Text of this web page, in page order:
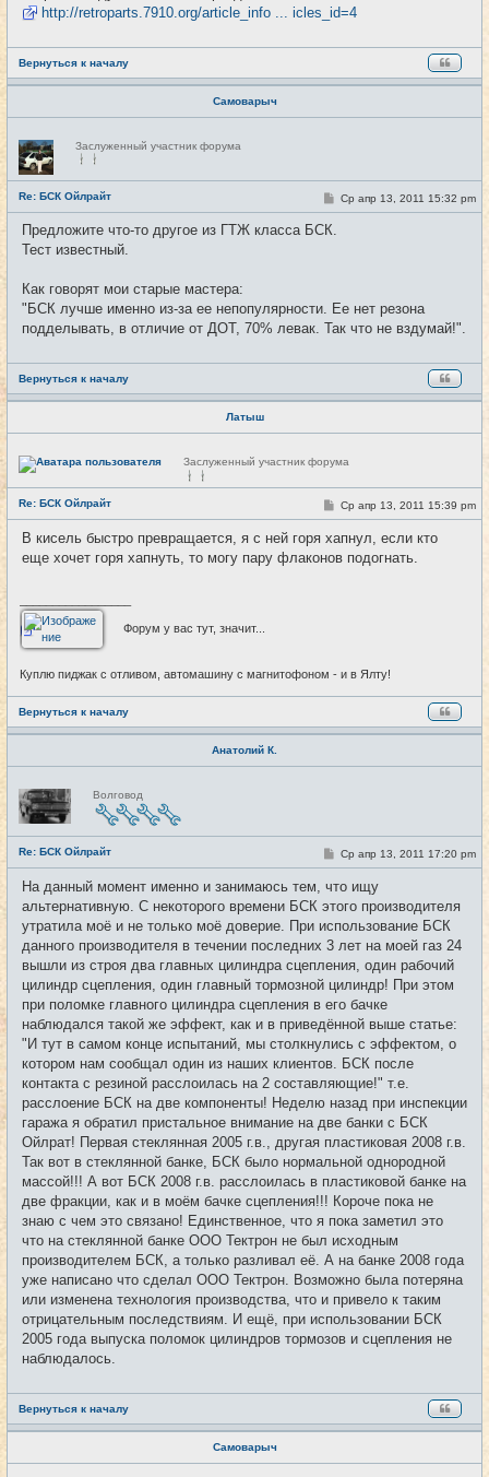
http://retroparts.7910.org/article_info ... icles_id=4
Вернуться к началу
Самоварыч
Н
е
в
с
е
т
и
Заслуженный участник форума
Re: БСК Ойлрайт #53
С
о
е
Ср апр 13, 2011 15:32 pm
Предложите что-то другое из ГТЖ класса БСК.
Тест известный.
Как говорят мои старые мастера:
"БСК лучше именно из-за ее непопулярности. Ее нет резона
подделывать, в отличие от ДОТ, 70% левак. Так что не вздумай!".
Вернуться к началу
Латыш
Н
е
е
т
и
Заслуженный участник форума
Re: БСК Ойлрайт #54
С
о
б
щ
Ср апр 13, 2011 15:39 pm
В кисель быстро превращается, я с ней горя хапнул, если кто
еще хочет горя хапнуть, то могу пару флаконов подогнать.
Форум у вас тут, значит...
Куплю пиджак с отливом, автомашину с магнитофоном - и в Ялту!
Вернуться к началу
Анатолий К.
Н
е
в
с
е
т
и
Волговод
Re: БСК Ойлрайт #55
С
о
б
щ
н
и
Ср апр 13, 2011 17:20 pm
На данный момент именно и занимаюсь тем, что ищу
альтернативную. С некоторого времени БСК этого производителя
утратила моё и не только моё доверие. При использование БСК
данного производителя в течении последних 3 лет на моей газ 24
вышли из строя два главных цилиндра сцепления, один рабочий
цилиндр сцепления, один главный тормозной цилиндр! При этом
при поломке главного цилиндра сцепления в его бачке
наблюдался такой же эффект, как и в приведённой выше статье:
"И тут в самом конце испытаний, мы столкнулись с эффектом, о
котором нам сообщал один из наших клиентов. БСК после
контакта с резиной расслоилась на 2 составляющие!" т.е.
расслоение БСК на две компоненты! Неделю назад при инспекции
гаража я обратил пристальное внимание на две банки с БСК
Ойлрат! Первая стеклянная 2005 г.в., другая пластиковая 2008 г.в.
Так вот в стеклянной банке, БСК было нормальной однородной
массой!!! А вот БСК 2008 г.в. расслоилась в пластиковой банке на
две фракции, как и в моём бачке сцепления!!! Короче пока не
знаю с чем это связано! Единственное, что я пока заметил это
что на стеклянной банке ООО Тектрон не был исходным
производителем БСК, а только разливал её. А на банке 2008 года
уже написано что сделал ООО Тектрон. Возможно была потеряна
или изменена технология производства, что и привело к таким
отрицательным последствиям. И ещё, при использовании БСК
2005 года выпуска поломок цилиндров тормозов и сцепления не
наблюдалось.
Вернуться к началу
Самоварыч